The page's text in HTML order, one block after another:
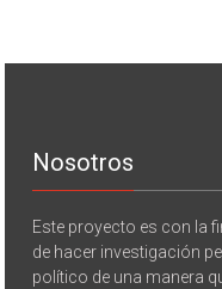
Nosotros
Este proyecto es con la
de hacer investigación
político de una manera